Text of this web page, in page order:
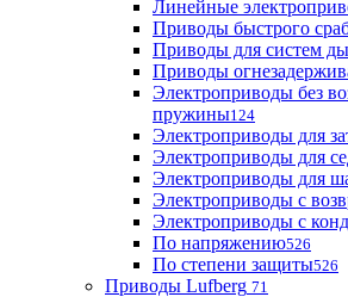
Линейные
Приводы быстрого
Приводы для систем
Приводы
Электроприводы без
пружины124
Электроприводы для
Электроприводы для
Электроприводы для
Электроприводы с
Электроприводы с
По напряжению526
По степени защиты526
Приводы Lufberg 71